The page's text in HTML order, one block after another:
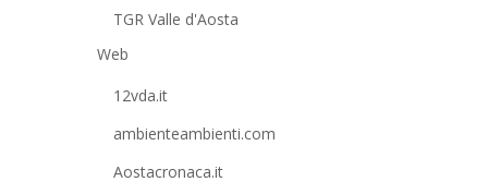
TGR Valle d'Aosta
Web
12vda.it
ambienteambienti.com
Aostacronaca.it